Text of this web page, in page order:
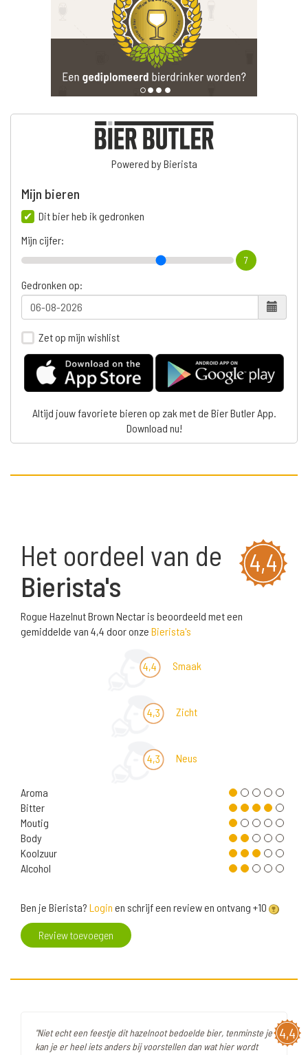
Powered by Bierista
Mijn bieren
Dit bier heb ik gedronken
Mijn cijfer:
7
Gedronken op:
Zet op mijn wishlist
Altijd jouw favoriete bieren op zak met de Bier Butler App.
Download nu!
4,4
Het oordeel van de
Bierista's
Rogue Hazelnut Brown Nectar is beoordeeld met een
gemiddelde van 4,4 door onze Bierista's
4,4 Smaak
4,3 Zicht
4,3 Neus
Aroma
Bitter
Moutig
Body
Koolzuur
Alcohol
Ben je Bierista? Login en schrijf een review en ontvang +10
Review toevoegen
4,4
"Niet echt een feestje dit hazelnoot bedoelde bier, tenminste je
kan je er heel iets anders bij voorstellen dan wat hier wordt